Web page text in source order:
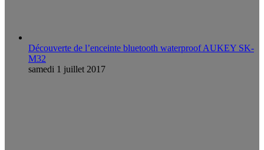
Découverte de l’enceinte bluetooth waterproof AUKEY SK-
M32
samedi 1 juillet 2017